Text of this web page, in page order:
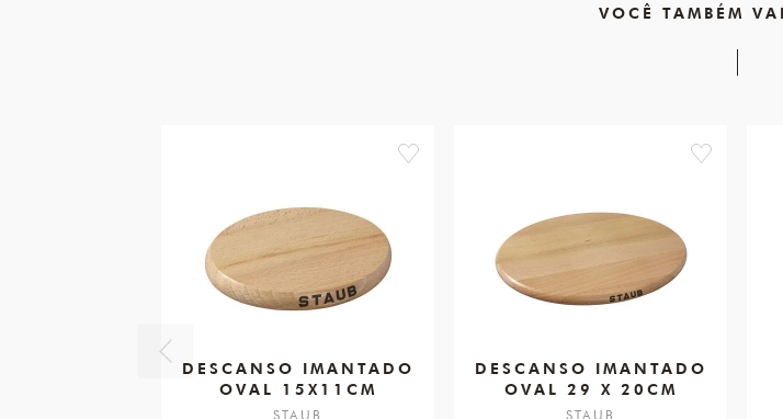
VOCÊ TAMBÉM
favorite
DESCANSO IMANTADO
OVAL 15X11CM
STAUB
favorite
DESCANSO IMANTADO
OVAL 29 X 20CM
STAUB